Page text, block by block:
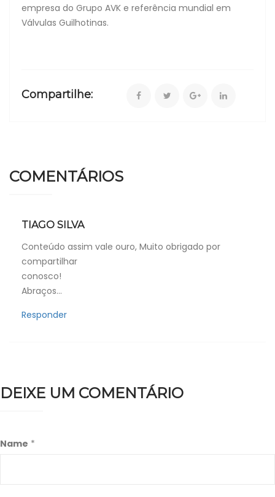
empresa do Grupo AVK e referência mundial em
Válvulas Guilhotinas.
Compartilhe:
COMENTÁRIOS
TIAGO SILVA
Conteúdo assim vale ouro, Muito obrigado por
compartilhar
conosco!
Abraços…
Responder
DEIXE UM COMENTÁRIO
Name *